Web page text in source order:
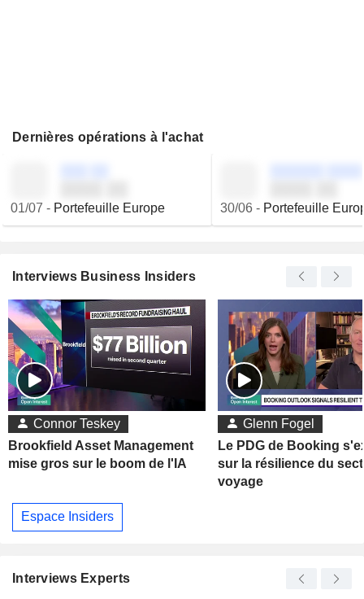
Dernières opérations à l'achat
01/07 - Portefeuille Europe 30/06- Portefeuille
Interviews Business Insiders
Connor Teskey
Brookfield Asset Management
mise gros sur le boom de l'IA
Glenn Fogel
Le PDG de Booking
sur la résilience du
voyage
Espace Insiders
Interviews Experts